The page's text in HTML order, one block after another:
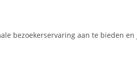
bezoekerservaring aan te bieden en